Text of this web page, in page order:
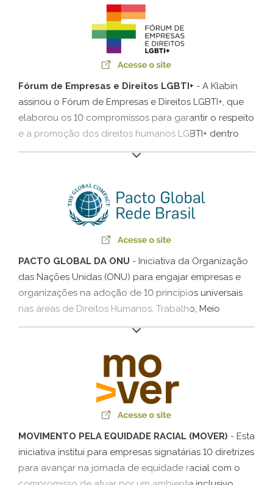
Global da ONU, a Companhia convida empresas e
sociedade a apoiarem a causa da redução das
emissões de gases de efeito estufa com base na
Fórum de Empresas e Direitos LGBTI+ - A Klabin
assinou o Fórum de Empresas e Direitos LGBTI+, que
elaborou os 10 compromissos para garantir o respeito
e a promoção dos direitos humanos LGBTI+ dentro
das Companhias. O Fórum conta com grupos de
comunicação e outros) que se encontram
periodicamente para discutir sobre como avançar em
relação a cada um dos compromissos.
PACTO GLOBAL DA ONU - Iniciativa da Organização
das Nações Unidas (ONU) para engajar empresas e
organizações na adoção de 10 princípios universais
nas áreas de Direitos Humanos, Trabalho, Meio
Ambiente e Medidas Anticorrupção, a fim de que
MOVIMENTO PELA EQUIDADE RACIAL (MOVER) - Esta
iniciativa institui para empresas signatárias 10 diretrizes
para avançar na jornada de equidade racial com o